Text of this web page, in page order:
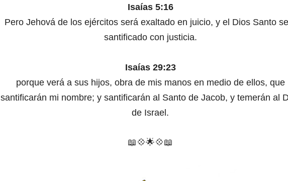
Isaías 5:16
Pero Jehová de los ejércitos será exaltado en juicio, y el Dios Santo
santificado con justicia.
Isaías 29:23
porque verá a sus hijos, obra de mis manos en medio de ellos, que
santificarán mi nombre; y santificarán al Santo de Jacob, y temerán al
de Israel.
📖💠🌟💠📖